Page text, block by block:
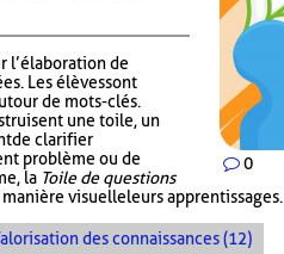
0
l’élaboration de
Les élèves sont
de mots-clés.
une toile, un
de clarifier
problème ou de
la Toile de questions
visuelle leurs apprentissages.
des connaissances (12)